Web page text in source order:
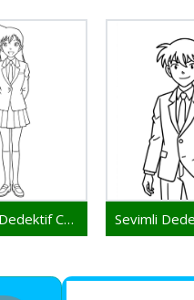
Ücretsiz Dedektif Conan Yazdırılabilir